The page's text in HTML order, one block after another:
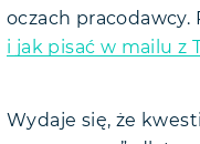
Dlaczego
Jak opisywać
Unikaj
Profiluj
Kłamstwo
oczach pracodawcy.
i jak pisać w mailu z
Wydaje się, że